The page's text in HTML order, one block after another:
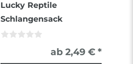
Lucky Reptile
Schlangensack
ab 2,49 € *